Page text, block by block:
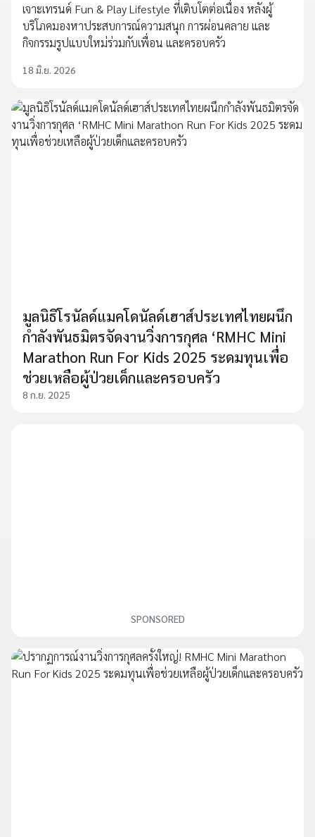
เจาะเทรนด์ Fun & Play Lifestyle ที่เติบโตต่อเนื่อง หลังผู้
บริโภคมองหาประสบการณ์ความสนุก การผ่อนคลาย และ
กิจกรรมรูปแบบใหม่ร่วมกับเพื่อน และครอบครัว
18 มิ.ย. 2026
มูลนิธิโรนัลด์แมคโดนัลด์เฮาส์ประเทศไทยผนึก
กำลังพันธมิตรจัดงานวิ่งการกุศล ‘RMHC Mini
Marathon Run For Kids 2025 ระดมทุนเพื่อ
ช่วยเหลือผู้ป่วยเด็กและครอบครัว
8 ก.ย. 2025
SPONSORED